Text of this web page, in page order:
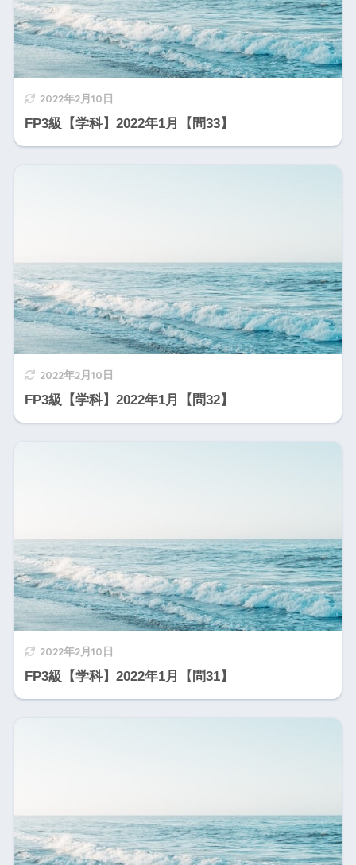
2022年2月10日
FP3級【学科】2022年1月【問33】
2022年2月10日
FP3級【学科】2022年1月【問32】
2022年2月10日
FP3級【学科】2022年1月【問31】